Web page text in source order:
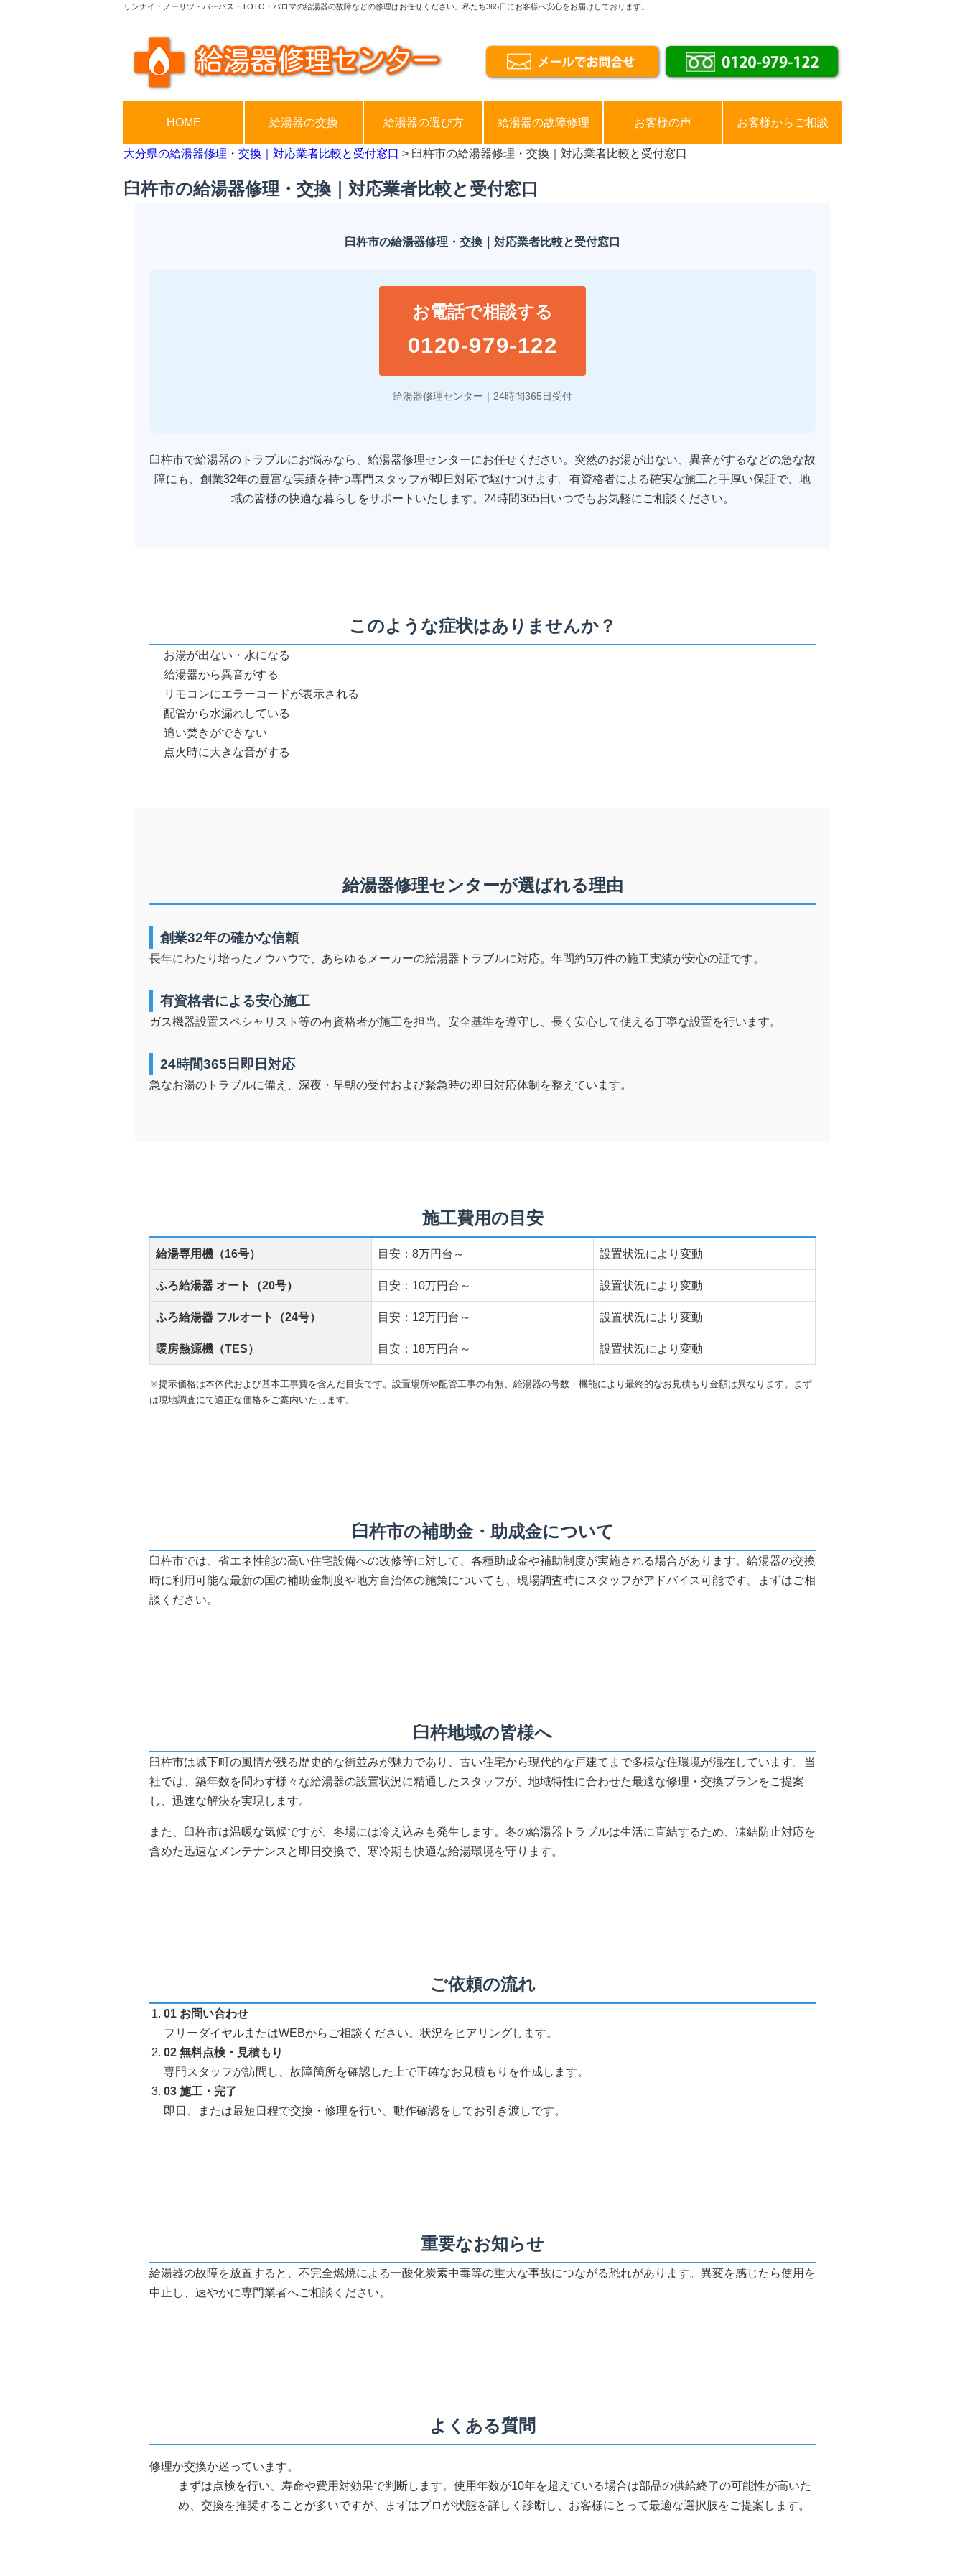
リンナイ・ノーリツ・パーパス・TOTO・パロマの給湯器の故障などの修理はお任せください。私たち365日にお客様へ安心をお届けしております。
HOME 給湯器の交換 給湯器の選び方 給湯器の故障修理 お客様の声 お客様からご相談
大分県の給湯器修理・交換｜対応業者比較と受付窓口 > 臼杵市の給湯器修理・交換｜対応業者比較と受付窓口
臼杵市の給湯器修理・交換｜対応業者比較と受付窓口
臼杵市の給湯器修理・交換｜対応業者比較と受付窓口
お電話で相談する
0120-979-122
給湯器修理センター｜24時間365日受付
臼杵市で給湯器のトラブルにお悩みなら、給湯器修理センターにお任せください。突然のお湯が出ない、異音がするなどの急な故
障にも、創業32年の豊富な実績を持つ専門スタッフが即日対応で駆けつけます。有資格者による確実な施工と手厚い保証で、地
域の皆様の快適な暮らしをサポートいたします。24時間365日いつでもお気軽にご相談ください。
このような症状はありませんか？
お湯が出ない・水になる
給湯器から異音がする
リモコンにエラーコードが表示される
配管から水漏れしている
追い焚きができない
点火時に大きな音がする
給湯器修理センターが選ばれる理由
創業32年の確かな信頼
長年にわたり培ったノウハウで、あらゆるメーカーの給湯器トラブルに対応。年間約5万件の施工実績が安心の証です。
有資格者による安心施工
ガス機器設置スペシャリスト等の有資格者が施工を担当。安全基準を遵守し、長く安心して使える丁寧な設置を行います。
24時間365日即日対応
急なお湯のトラブルに備え、深夜・早朝の受付および緊急時の即日対応体制を整えています。
施工費用の目安
給湯専用機（16号） 目安：8万円台～ 設置状況により変動
ふろ給湯器 オート（20号） 目安：10万円台～ 設置状況により変動
ふろ給湯器 フルオート（24号） 目安：12万円台～ 設置状況により変動
暖房熱源機（TES） 目安：18万円台～ 設置状況により変動
※提示価格は本体代および基本工事費を含んだ目安です。設置場所や配管工事の有無、給湯器の号数・機能により最終的なお見積もり金額は異なります。まず
は現地調査にて適正な価格をご案内いたします。
臼杵市の補助金・助成金について
臼杵市では、省エネ性能の高い住宅設備への改修等に対して、各種助成金や補助制度が実施される場合があります。給湯器の交換
時に利用可能な最新の国の補助金制度や地方自治体の施策についても、現場調査時にスタッフがアドバイス可能です。まずはご相
談ください。
臼杵地域の皆様へ
臼杵市は城下町の風情が残る歴史的な街並みが魅力であり、古い住宅から現代的な戸建てまで多様な住環境が混在しています。当
社では、築年数を問わず様々な給湯器の設置状況に精通したスタッフが、地域特性に合わせた最適な修理・交換プランをご提案
し、迅速な解決を実現します。
また、臼杵市は温暖な気候ですが、冬場には冷え込みも発生します。冬の給湯器トラブルは生活に直結するため、凍結防止対応を
含めた迅速なメンテナンスと即日交換で、寒冷期も快適な給湯環境を守ります。
ご依頼の流れ
01 お問い合わせ
フリーダイヤルまたはWEBからご相談ください。状況をヒアリングします。
02 無料点検・見積もり
専門スタッフが訪問し、故障箇所を確認した上で正確なお見積もりを作成します。
03 施工・完了
即日、または最短日程で交換・修理を行い、動作確認をしてお引き渡しです。
重要なお知らせ
給湯器の故障を放置すると、不完全燃焼による一酸化炭素中毒等の重大な事故につながる恐れがあります。異変を感じたら使用を
中止し、速やかに専門業者へご相談ください。
よくある質問
修理か交換か迷っています。
まずは点検を行い、寿命や費用対効果で判断します。使用年数が10年を超えている場合は部品の供給終了の可能性が高いた
め、交換を推奨することが多いですが、まずはプロが状態を詳しく診断し、お客様にとって最適な選択肢をご提案します。